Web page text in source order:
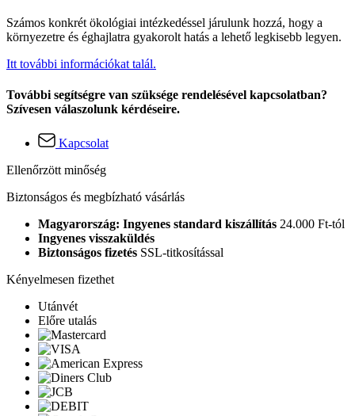
Számos konkrét ökológiai intézkedéssel járulunk hozzá, hogy a
környezetre és éghajlatra gyakorolt hatás a lehető legkisebb legyen.
Itt további információkat talál.
További segítségre van szüksége rendelésével kapcsolatban?
Szívesen válaszolunk kérdéseire.
Kapcsolat
Ellenőrzött minőség
Biztonságos és megbízható vásárlás
Magyarország: Ingyenes standard kiszállítás 24.000 Ft-tól
Ingyenes visszaküldés
Biztonságos fizetés SSL-titkosítással
Kényelmesen fizethet
Utánvét
Előre utalás